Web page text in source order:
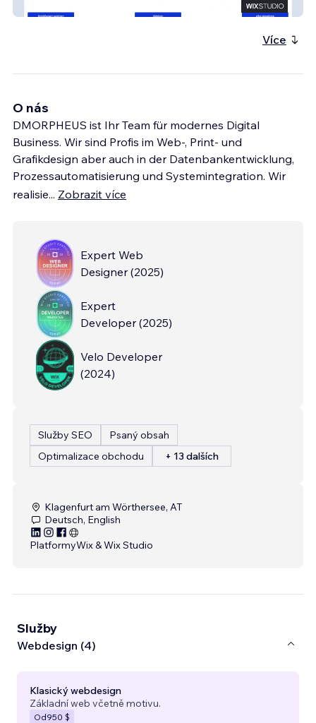
Více
O nás
DMORPHEUS ist Ihr Team für modernes Digital
Business. Wir sind Profis im Web-, Print- und
Grafikdesign aber auch in der Datenbankentwicklung,
Prozessautomatisierung und Systemintegration. Wir
realisie... Zobrazit více
Expert Web
Designer (2025)
Expert
Developer (2025)
Velo Developer
(2024)
Služby SEO
Psaný obsah
Optimalizace obchodu
+ 13 dalších
Klagenfurt am Wörthersee, AT
Deutsch, English
PlatformyWix & Wix Studio
Služby
Webdesign (4)
Klasický webdesign
Základní web včetně motivu.
Od950 $